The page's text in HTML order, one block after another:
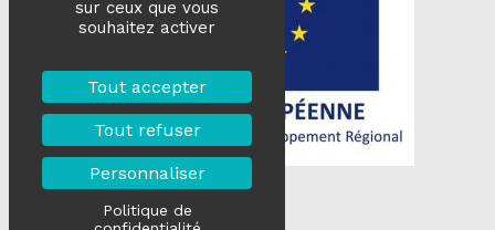
sur ceux que vous
souhaitez activer
Tout accepter
Tout refuser
Personnaliser
Politique de